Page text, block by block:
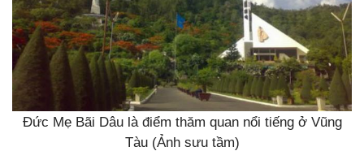
Đức Mẹ Bãi Dâu là điểm thăm quan nổi tiếng ở Vũng
Tàu (Ảnh sưu tầm)